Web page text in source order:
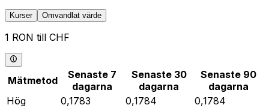
Kurser Omvandlat värde
1 RON till CHF
Mätmetod
Senaste 7
dagarna
Senaste 30
dagarna
Senaste 90
dagarna
Hög
0,1783 0,1784
0,1784